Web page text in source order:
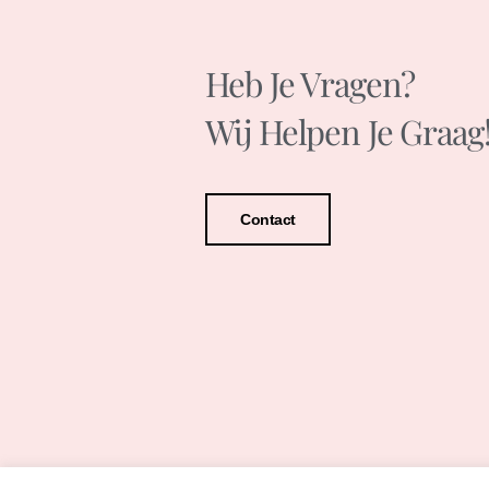
Heb Je Vragen?
Wij Helpen Je
Contact